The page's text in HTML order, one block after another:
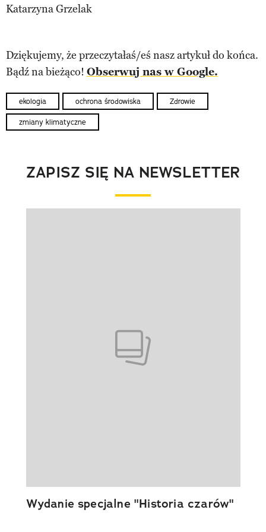
Katarzyna Grzelak
Dziękujemy, że przeczytałaś/eś nasz artykuł do końca.
Bądź na bieżąco! Obserwuj nas w Google.
ekologia ochrona środowiska Zdrowie
zmiany klimatyczne
ZAPISZ SIĘ NA NEWSLETTER
Wydanie specjalne "Historia czarów"